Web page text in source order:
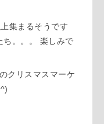
集まるそうです
ち。。。 楽しみで
クリスマスマーケ